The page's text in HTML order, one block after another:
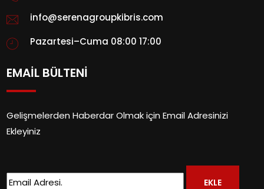
info@serenagroupkibris.com
Pazartesi–Cuma 08:00 17:00
EMAİL BÜLTENİ
Gelişmelerden Haberdar Olmak için Email Adresinizi
Ekleyiniz